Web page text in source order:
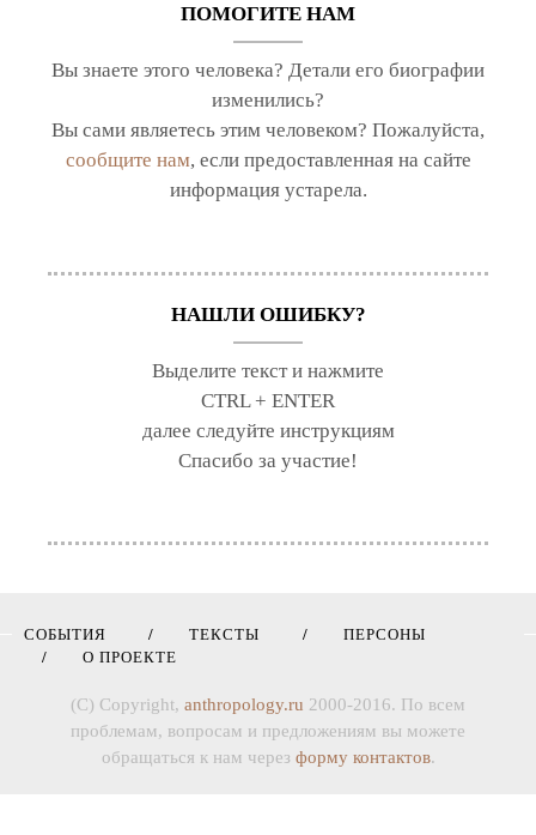
ПОМОГИТЕ НАМ
Вы знаете этого человека? Детали его биографии
изменились?
Вы сами являетесь этим человеком? Пожалуйста,
сообщите нам, если предоставленная на сайте
информация устарела.
НАШЛИ ОШИБКУ?
Выделите текст и нажмите
CTRL + ENTER
далее следуйте инструкциям
Спасибо за участие!
СОБЫТИЯ ТЕКСТЫ
ПЕРСОНЫ
О ПРОЕКТЕ
(C) Copyright, anthropology.ru 2000-2016. По всем
проблемам, вопросам и предложениям вы можете
обращаться к нам через форму контактов.